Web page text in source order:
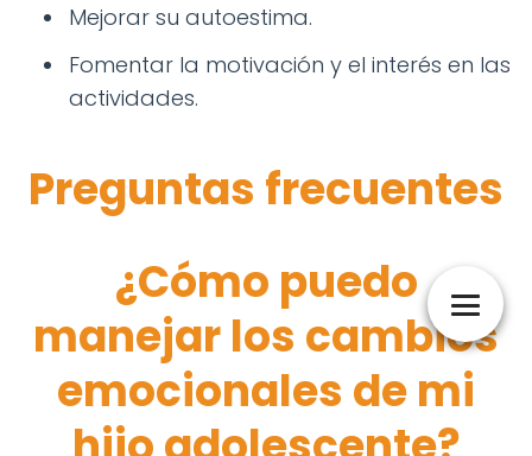
Mejorar su autoestima.
Fomentar la motivación y el interés en las
actividades.
Preguntas frecuentes
¿Cómo puedo
manejar los cambios
emocionales de mi